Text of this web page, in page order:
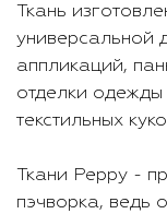
Ткань
универсальной
аппликаций,
отделки одежды
текстильных
Ткани Peppy -
пэчворка, ведь